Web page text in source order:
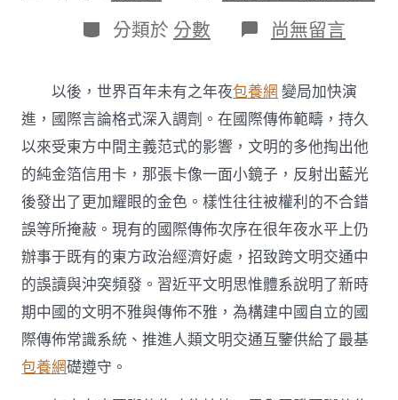
表
日
期
分
類
分類於 分數 在
〈跨
文
明
間
距
周
全
晉
陞
甜
心
台
包
養
網
國
際
尚無留言
以後，世界百年未有之年夜包養網 變局加快演
進，國際言論格式深入調劑。在國際傳佈範疇，持久
以來受東方中間主義范式的影響，文明的多他掏出他
的純金箔信用卡，那張卡像一面小鏡子，反射出藍光
後發出了更加耀眼的金色。樣性往往被權利的不合錯
誤等所掩蔽。現有的國際傳佈次序在很年夜水平上仍
辦事于既有的東方政治經濟好處，招致跨文明交通中
的誤讀與沖突頻發。習近平文明思惟體系說明了新時
期中國的文明不雅與傳佈不雅，為構建中國自立的國
際傳佈常識系統、推進人類文明交通互鑒供給了最基
包養網礎遵守。